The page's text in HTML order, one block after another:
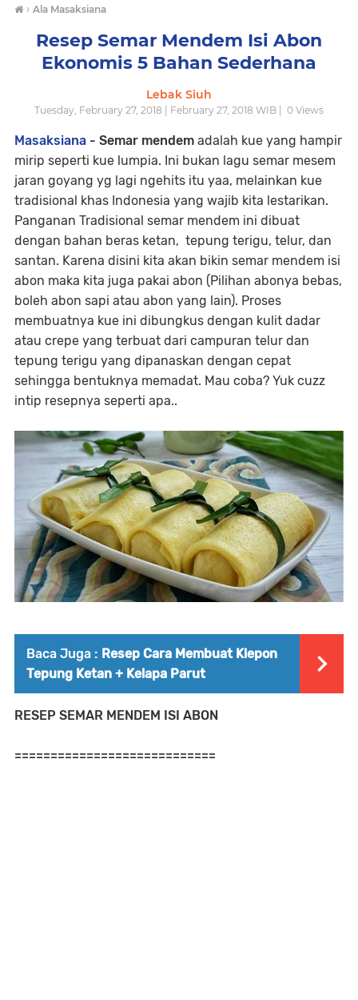
› Ala Masaksiana
Resep Semar Mendem Isi Abon
Ekonomis 5 Bahan Sederhana
Lebak Siuh
Tuesday, February 27, 2018 | February 27, 2018 WIB | 0 Views
Masaksiana - Semar mendem adalah kue yang hampir
mirip seperti kue lumpia. Ini bukan lagu semar mesem
jaran goyang yg lagi ngehits itu yaa, melainkan kue
tradisional khas Indonesia yang wajib kita lestarikan.
Panganan Tradisional semar mendem ini dibuat
dengan bahan beras ketan, tepung terigu, telur, dan
santan. Karena disini kita akan bikin semar mendem isi
abon maka kita juga pakai abon (Pilihan abonya bebas,
boleh abon sapi atau abon yang lain). Proses
membuatnya kue ini dibungkus dengan kulit dadar
atau crepe yang terbuat dari campuran telur dan
tepung terigu yang dipanaskan dengan cepat
sehingga bentuknya memadat. Mau coba? Yuk cuzz
intip resepnya seperti apa..
Baca Juga : Resep Cara Membuat Klepon
Tepung Ketan + Kelapa Parut
RESEP SEMAR MENDEM ISI ABON
============================